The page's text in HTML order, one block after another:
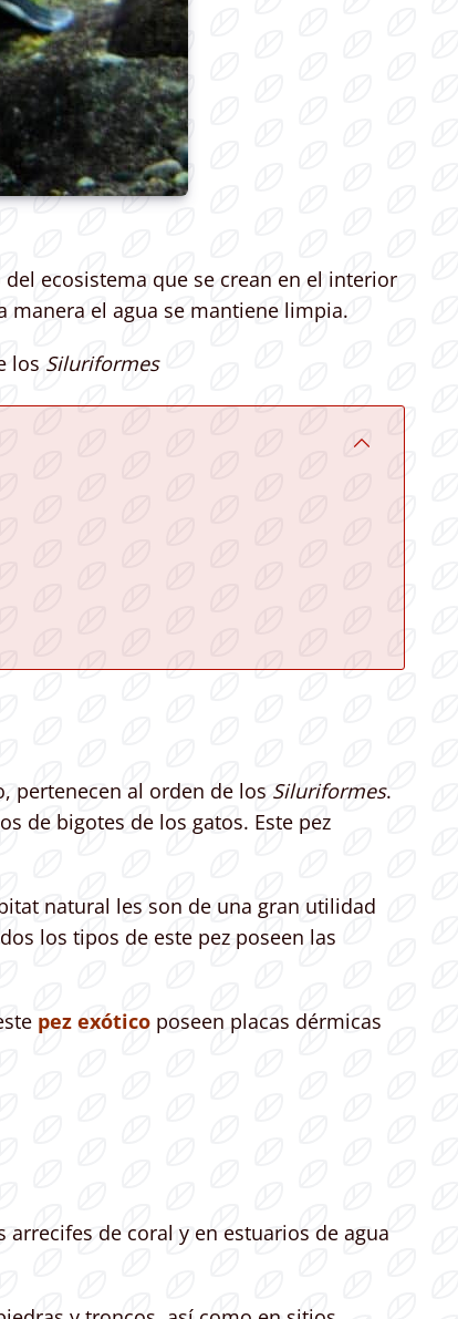
ecosistema que se crean en el interior
manera el agua se mantiene limpia.
los Siluriformes
pertenecen al orden de los Siluriformes.
de bigotes de los gatos. Este pez
natural les son de una gran utilidad
los tipos de este pez poseen las
pez exótico poseen placas dérmicas
de coral y en estuarios de agua